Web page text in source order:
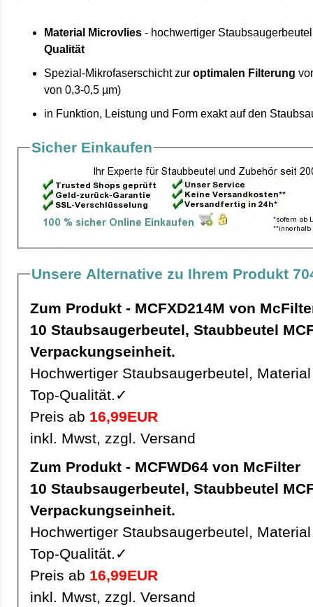
Material Microvlies - hochwertiger
Qualität
Spezial-Mikrofaserschicht zuroptimalen Filterung
von 0,3-0,5 µm)
in Funktion, Leistung und Form exakt auf den
Sicher Einkaufen
Unsere Alternative zu Ihrem Produkt
Zum Produkt - MCFXD214M von
10 Staubsaugerbeutel, Staubbeutel MCFXD214M pro
Verpackungseinheit.
Hochwertiger Staubsaugerbeutel,
Top-Qualität.✓
Preis ab 16,99EUR
inkl. Mwst, zzgl. Versand
Zum Produkt - MCFWD64 von McFilter
10 Staubsaugerbeutel, Staubbeutel MCFWD64 pro
Verpackungseinheit.
Hochwertiger Staubsaugerbeutel,
Top-Qualität.✓
Preis ab 16,99EUR
inkl. Mwst, zzgl. Versand